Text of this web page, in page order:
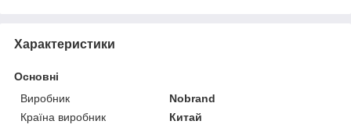
Характеристики
Основні
Виробник
Nobrand
Країна виробник
Китай